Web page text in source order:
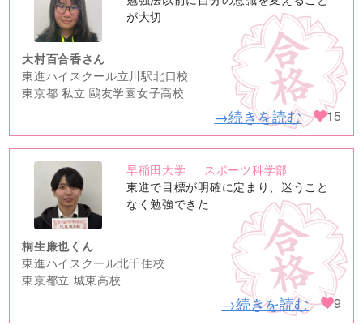
image
が大切
大村百合香さん
東進ハイスクール立川駅北口校
東京都 私立 鷗友学園女子高校
→続きを読む 15
no
image
早稲田大学
スポーツ科学部
東進で目標が明確に定まり、迷うこと
なく勉強できた
桐生廉也くん
東進ハイスクール北千住校
東京都立 城東高校
→続きを読む 9